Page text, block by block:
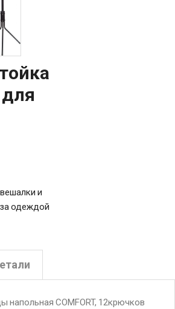
и
одеждой
напольная COMFORT, 12крючков